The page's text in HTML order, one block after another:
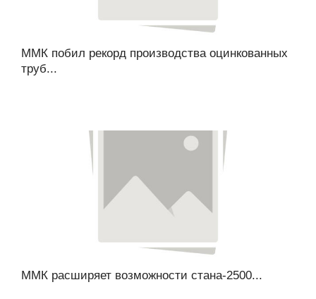
ММК побил рекорд производства оцинкованных
труб...
ММК расширяет возможности стана-2500...